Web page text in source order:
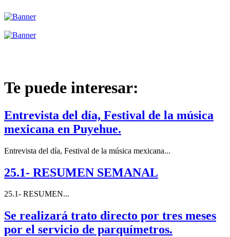
Te puede interesar:
Entrevista del día, Festival de la música
mexicana en Puyehue.
Entrevista del día, Festival de la música mexicana...
25.1- RESUMEN SEMANAL
25.1- RESUMEN...
Se realizará trato directo por tres meses
por el servicio de parquímetros.